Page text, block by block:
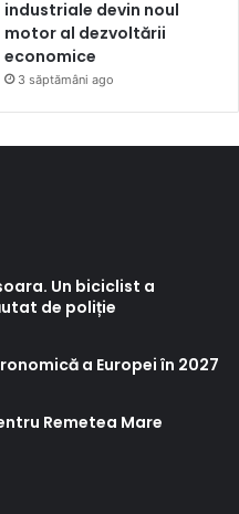
industriale devin noul
motor al dezvoltării
economice
3 săptămâni ago
Un biciclist a
de poliție
a Europei în 2027
Remetea Mare